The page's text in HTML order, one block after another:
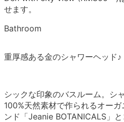
せます。
Bathroom
重厚感ある金のシャワーヘッド♪
シックな印象のバスルーム。シ
100%天然素材で作られるオー
ンド「Jeanie BOTANICALS」